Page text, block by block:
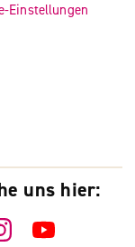
Einstellungen
uns hier: